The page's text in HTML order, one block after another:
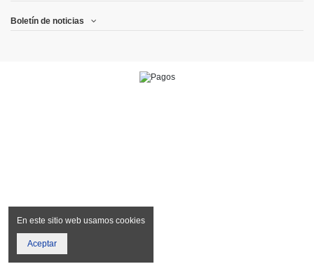
Boletín de noticias
En este sitio web usamos cookies
Aceptar